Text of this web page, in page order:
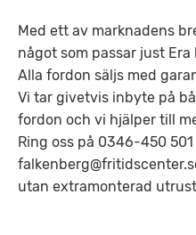
Med ett av marknadens
något som passar just
Alla fordon säljs med
Vi tar givetvis inbyte på
fordon och vi hjälper till
Ring oss på 0346-450
utan extramonterad